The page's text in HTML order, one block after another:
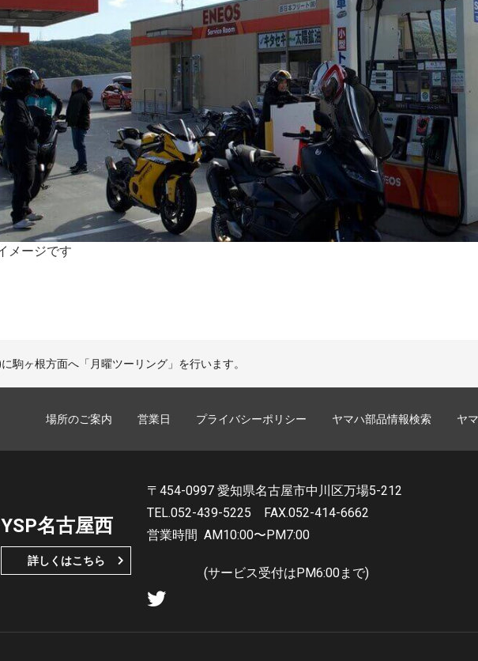
メージです
駒ヶ根方面へ「月曜ツーリング」を行います。
場所のご案内 営業日 プライバシーポリシー ヤマハ部品情報検索 ヤ
YSP名古屋西
詳しくはこちら
〒454-0997 愛知県名古屋市中川区万場5-212
TEL.052-439-5225
FAX.052-414-6662
営業時間 AM10:00〜PM7:00
(サービス受付はPM6:00まで)